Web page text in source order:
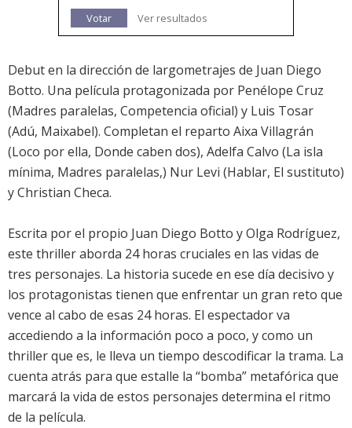
Votar
Ver resultados
Debut en la dirección de largometrajes de Juan Diego
Botto. Una película protagonizada por Penélope Cruz
(Madres paralelas, Competencia oficial) y Luis Tosar
(Adú, Maixabel). Completan el reparto Aixa Villagrán
(Loco por ella, Donde caben dos), Adelfa Calvo (La isla
mínima, Madres paralelas,) Nur Levi (Hablar, El sustituto)
y Christian Checa.
Escrita por el propio Juan Diego Botto y Olga Rodríguez,
este thriller aborda 24 horas cruciales en las vidas de
tres personajes. La historia sucede en ese día decisivo y
los protagonistas tienen que enfrentar un gran reto que
vence al cabo de esas 24 horas. El espectador va
accediendo a la información poco a poco, y como un
thriller que es, le lleva un tiempo descodificar la trama. La
cuenta atrás para que estalle la “bomba” metafórica que
marcará la vida de estos personajes determina el ritmo
de la película.